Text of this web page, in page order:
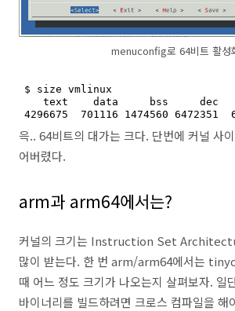
menuconfig로 64비트 활성
$ size vmlinux
윽.. 64비트의 대가는 크다. 단번에 커널 사
어버렸다.
arm과 arm64에서는?
커널의 크기는 Instruction Set
많이 받는다. 한 번 arm/arm64에서는
때 어느 정도 크기가 나오는지 살펴보자. 일
바이너리를 빌드하려면 크로스 컴파일을 해